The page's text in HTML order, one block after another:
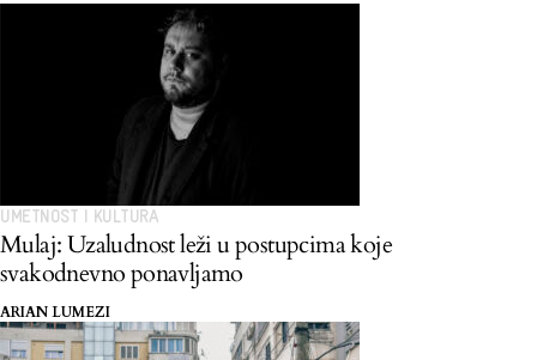
UMETNOST I KULTURA
Mulaj: Uzaludnost leži u postupcima koje
svakodnevno ponavljamo
ARIAN LUMEZI